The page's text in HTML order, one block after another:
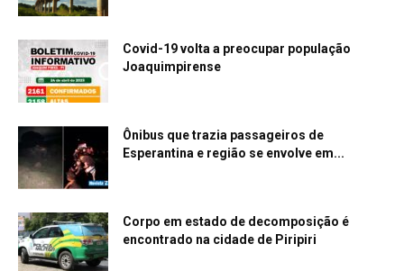
Covid-19 volta a preocupar população
Joaquimpirense
Ônibus que trazia passageiros de
Esperantina e região se envolve em...
Corpo em estado de decomposição é
encontrado na cidade de Piripiri